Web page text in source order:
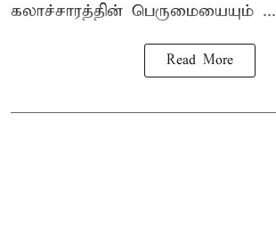
கலாச்சாரத்தின் பெருமையையும் ...
Read More